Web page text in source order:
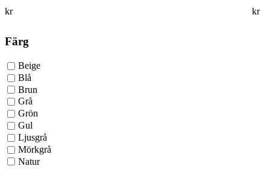
kr kr
Färg
Beige
Blå
Brun
Grå
Grön
Gul
Ljusgrå
Mörkgrå
Natur